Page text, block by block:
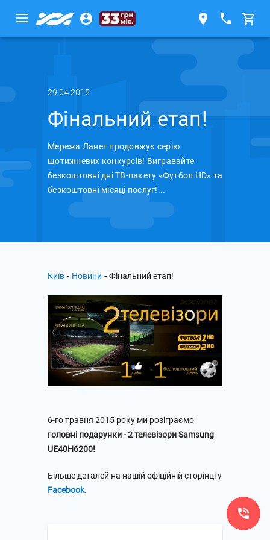
29.04.2015
Фінальний етап!
Мережа Ланет продовжує серію
щотижневих конкурсів! Вигравайте
безкоштовні дні ТВ-пакету «Футбол HD» та
безкоштовні місяці послуг!...
Київ - Новини - Фінальний етап!
6-го травня 2015 року ми розіграємо
головні подарунки - 2 телевізори Samsung
UE40H6200!
Більше деталей на нашій офіційній сторінці у
Facebook.